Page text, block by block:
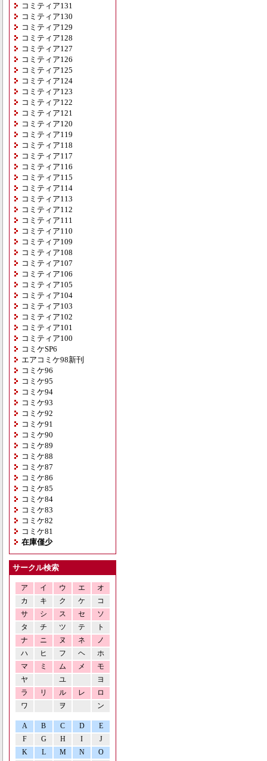
コミティア131
コミティア130
コミティア129
コミティア128
コミティア127
コミティア126
コミティア125
コミティア124
コミティア123
コミティア122
コミティア121
コミティア120
コミティア119
コミティア118
コミティア117
コミティア116
コミティア115
コミティア114
コミティア113
コミティア112
コミティア111
コミティア110
コミティア109
コミティア108
コミティア107
コミティア106
コミティア105
コミティア104
コミティア103
コミティア102
コミティア101
コミティア100
コミケSP6
エアコミケ98新刊
コミケ96
コミケ95
コミケ94
コミケ93
コミケ92
コミケ91
コミケ90
コミケ89
コミケ88
コミケ87
コミケ86
コミケ85
コミケ84
コミケ83
コミケ82
コミケ81
在庫僅少
サークル検索
ア イ ウ エ
オ
カ
キ ク ケ
コ
サ
シ ス セ
ソ
タ
チ ツ テ
ト
ナ
ニ ヌ ネ
ノ
ハ
ヒ フ ヘ
ホ
マ
ミ ム メ
モ
ヤ
ユ
ヨ
ラ
リ ル レ
ロ
ワ
ヲ ン
A B C D
E
F
G H I
J
K
L M N O